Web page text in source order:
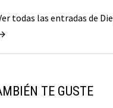
todas las entradas de
TE GUSTE